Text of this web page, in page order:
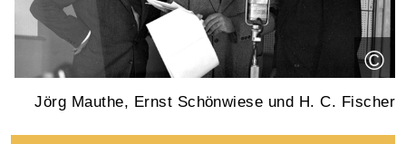
©
Jörg Mauthe, Ernst Schönwiese und H. C. Fischer